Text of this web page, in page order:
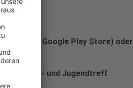
im Google Play Store) oder
im Kinder- und Jugendtreff